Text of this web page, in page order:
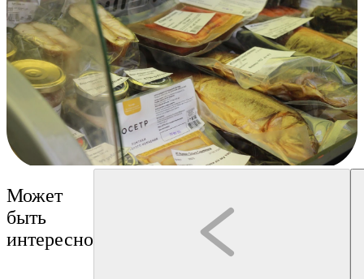
Может
быть
интересно